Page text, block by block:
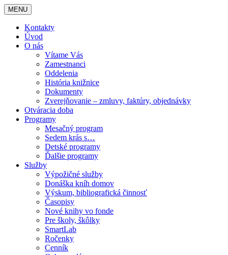
MENU
Kontakty
Úvod
O nás
Vítame Vás
Zamestnanci
Oddelenia
História knižnice
Dokumenty
Zverejňovanie – zmluvy, faktúry, objednávky
Otváracia doba
Programy
Mesačný program
Sedem krás s…
Detské programy
Ďalšie programy
Služby
Výpožičné služby
Donáška kníh domov
Výskum, bibliografická činnosť
Časopisy
Nové knihy vo fonde
Pre školy, škôlky
SmartLab
Ročenky
Cenník